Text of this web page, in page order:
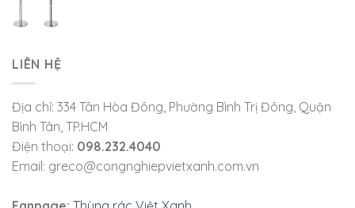
LIÊN HỆ
Địa chỉ: 334 Tân Hòa Đông, Phường Bình Trị Đông, Quận
Bình Tân, TP.HCM
Điện thoại: 098.232.4040
Email: greco@congnghiepvietxanh.com.vn